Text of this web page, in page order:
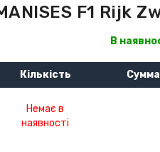
F1 Rijk
В
Кількість Сумма
Немає в
наявності